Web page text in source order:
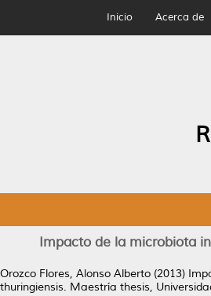
Inicio Acerca de
Impacto de la microbiota
Orozco Flores, Alonso Alberto (2013)
thuringiensis. Maestría thesis,